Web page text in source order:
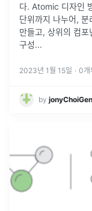
다. Atomic 디자인
단위까지 나누어,
만들고, 상위의 컴
구성...
2023년 1월 15일 · 0
by